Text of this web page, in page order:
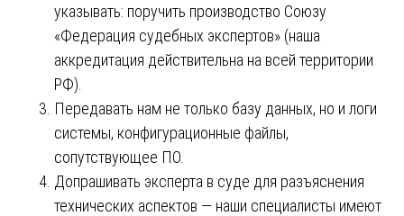
указывать: поручить производство Союзу
«Федерация судебных экспертов» (наша
аккредитация действительна на всей территории
РФ).
Передавать нам не только базу данных, но и логи
системы, конфигурационные файлы,
сопутствующее ПО.
Допрашивать эксперта в суде для разъяснения
технических аспектов — наши специалисты имеют